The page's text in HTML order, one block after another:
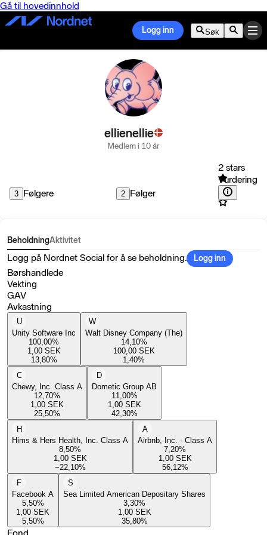
Gå til hovedinnhold
Logg inn Søk
ellienellie
Medlem i 10 år
3 Følgere 2 Følger
2 stars
Vurdering
BeholdningAktivitet
Logg på Nordnet Social for å se beholdning. Logg inn
Børshandlede
Vekting
GAV
Avkastning
U
Unity Software Inc
100,00%
1,00 SEK
13,80%
W
Walt Disney Company (The)
14,10%
100,00 SEK
1,40%
C
Chewy, Inc. Class A
12,70%
1,00 SEK
25,50%
D
Dometic Group AB
11,00%
1,00 SEK
42,30%
H
Hims & Hers Health, Inc. Class A
8,50%
1,00 SEK
−22,10%
A
Airbnb, Inc. - Class A
7,20%
1,00 SEK
56,12%
F
Facebook A
5,50%
1,00 SEK
5,50%
S
Sea Limited American Depositary Shares
3,30%
1,00 SEK
35,80%